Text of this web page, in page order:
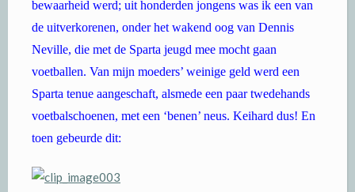
bewaarheid werd; uit honderden jongens was ik een van
de uitverkorenen, onder het wakend oog van Dennis
Neville, die met de Sparta jeugd mee mocht gaan
voetballen. Van mijn moeders’ weinige geld werd een
Sparta tenue aangeschaft, alsmede een paar twedehands
voetbalschoenen, met een ‘benen’ neus. Keihard dus! En
toen gebeurde dit: